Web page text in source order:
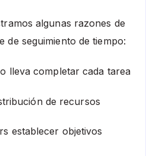
algunas razones de
de seguimiento de tiempo:
lleva completar cada tarea
de recursos
establecer objetivos